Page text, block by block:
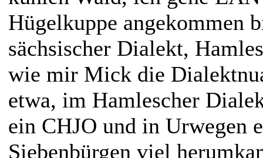
Hügelkuppe
sächsischer Dialekt,
wie mir Mick die
etwa, im Hamlescher
ein CHJO und in Urwegen
Siebenbürgen viel